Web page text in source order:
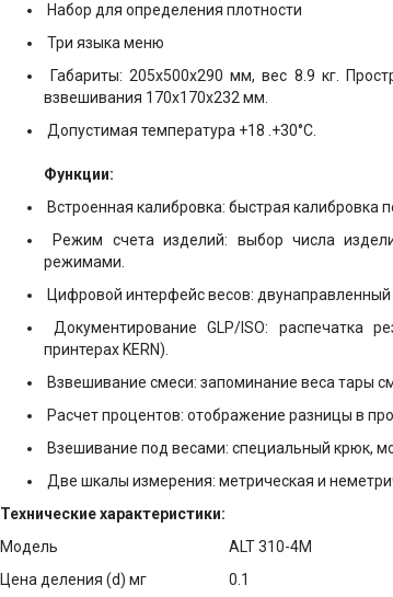
Набор для определения плотности
Три языка меню
Габариты: 205х500х290 мм, вес 8.9 кг.
взвешивания 170х170х232 мм.
Допустимая темпеpатуpа +18 .+30°C.
Функции:
Встроенная калибровка: быстрая калибровка
Режим счета изделий: выбор числа
режимами.
Цифровой интерфейс весов: двунаправленный
Документирование GLP/ISO: распечатка
принтерах KERN).
Взвешивание смеси: запоминание веса тары
Расчет процентов: отображение разницы в
Взешивание под весами: специальный крюк,
Две шкалы измерения: метрическая и
Технические характеристики:
Модель
ALT 310-4М
Цена деления (d) мг
0.1